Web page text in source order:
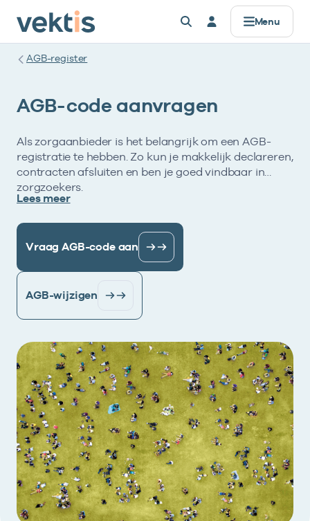
Menu
AGB-register
AGB-code aanvragen
Als zorgaanbieder is het belangrijk om een AGB-
registratie te hebben. Zo kun je makkelijk declareren,
contracten afsluiten en ben je goed vindbaar in
zorgzoekers.
Lees meer
Vraag AGB-code aan
AGB-wijzigen